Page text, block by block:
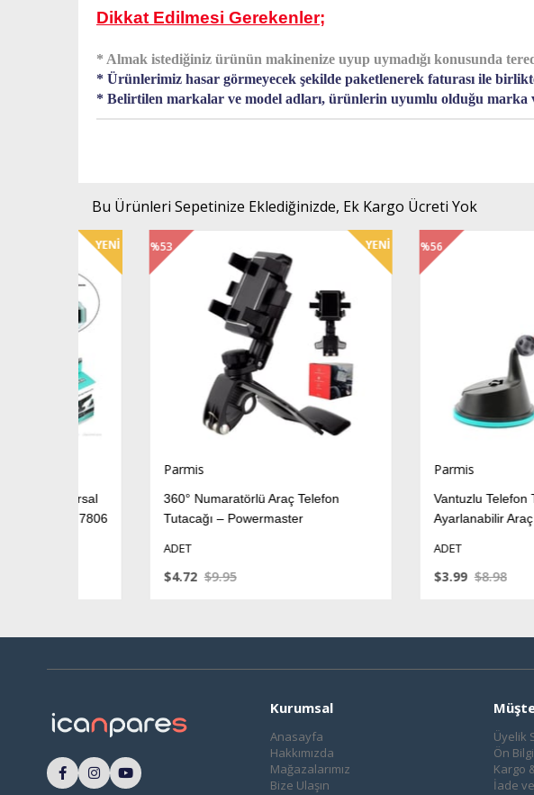
Dikkat Edilmesi Gerekenler;
* Almak istediğiniz ürünün makinenize uyup uymadığı konusunda
* Ürünlerimiz hasar görmeyecek şekilde paketlenerek faturası ile
* Belirtilen markalar ve model adları, ürünlerin uyumlu olduğu marka
Bu Ürünleri Sepetinize Eklediğinizde, Ek Kargo Ücreti Yok
360° Numaratörlü Araç Telefon
Tutacağı – Powermaster
$9.95
%53
Vantuzlu Telefon Tutucu
Ayarlanabilir Araç ve
$8.98
%56
Kurumsal
Anasayfa
Hakkımızda
Mağazalarımız
Bize Ulaşın
Üyelik
Ön
Kargo
İade